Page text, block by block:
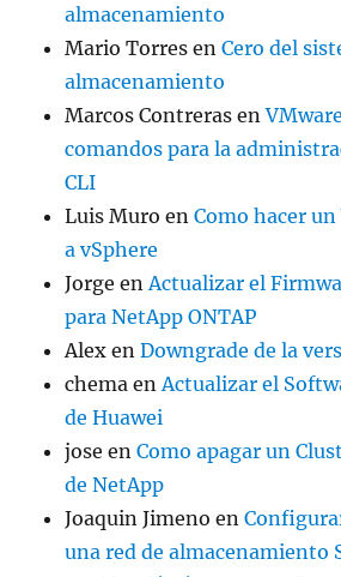
almacenamiento
Mario Torres enCero del
almacenamiento
Marcos Contreras en
comandos para la
CLI
Luis Muro enComo hacer
a vSphere
Jorge en Actualizar el
para NetApp ONTAP
Alex enDowngrade de la
chema en Actualizar el
de Huawei
jose enComo apagar un
de NetApp
Joaquin Jimeno en
una red de almacenamiento